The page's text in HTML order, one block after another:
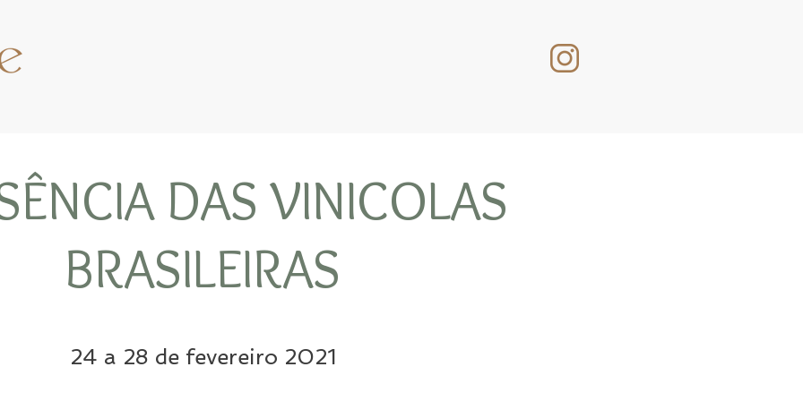
DAS VINICOLAS
BRASILEIRAS
24 a 28 de fevereiro 2021